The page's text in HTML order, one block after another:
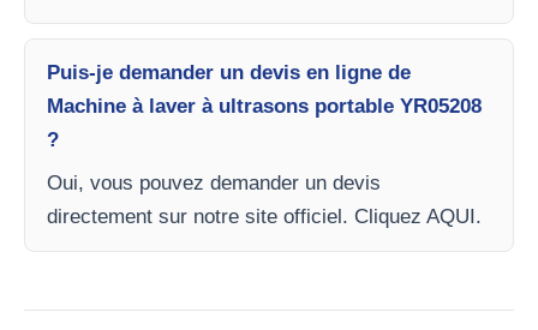
Puis-je demander un devis en ligne de
Machine à laver à ultrasons portable YR05208
?
Oui, vous pouvez demander un devis
directement sur notre site officiel. Cliquez AQUI.